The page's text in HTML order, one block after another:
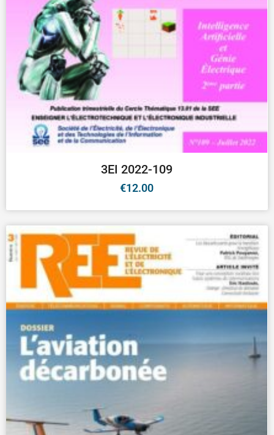
Gérer le consentement
Pour offrir les meilleures expériences, nous utilisons des technologies telles
que les cookies pour stocker et/ou accéder aux informations des appareils.
Le fait de consentir à ces technologies nous permettra de traiter des
€12.00